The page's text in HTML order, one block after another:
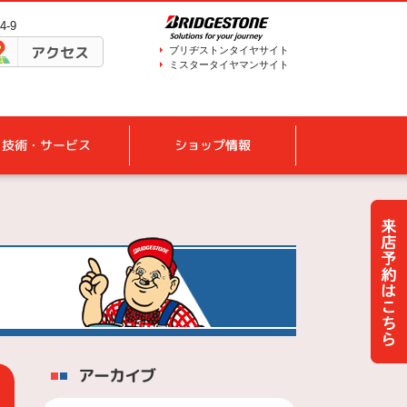
9
アクセス
ブリヂストンタイヤサイト
ミスタータイヤマンサイト
技術・サービス ショップ情報
アーカイブ